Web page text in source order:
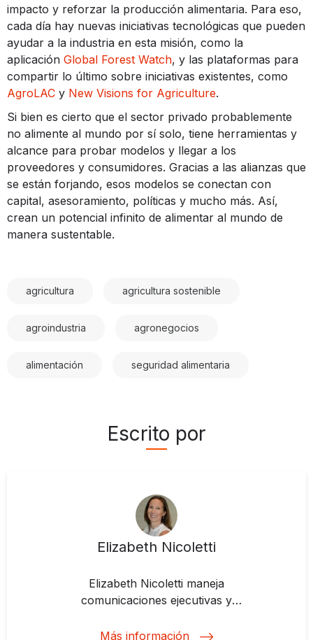
impacto y reforzar la producción alimentaria. Para eso,
cada día hay nuevas iniciativas tecnológicas que pueden
ayudar a la industria en esta misión, como la
aplicación Global Forest Watch, y las plataformas para
compartir lo último sobre iniciativas existentes, como
AgroLAC y New Visions for Agriculture.
Si bien es cierto que el sector privado probablemente
no alimente al mundo por sí solo, tiene herramientas y
alcance para probar modelos y llegar a los
proveedores y consumidores. Gracias a las alianzas que
se están forjando, esos modelos se conectan con
capital, asesoramiento, políticas y mucho más. Así,
crean un potencial infinito de alimentar al mundo de
manera sustentable.
agricultura agricultura sostenible
agroindustria agronegocios
alimentación seguridad alimentaria
Escrito por
Elizabeth Nicoletti
Elizabeth Nicoletti maneja
comunicaciones ejecutivas y
en BID Invest, donde cubre
Más información